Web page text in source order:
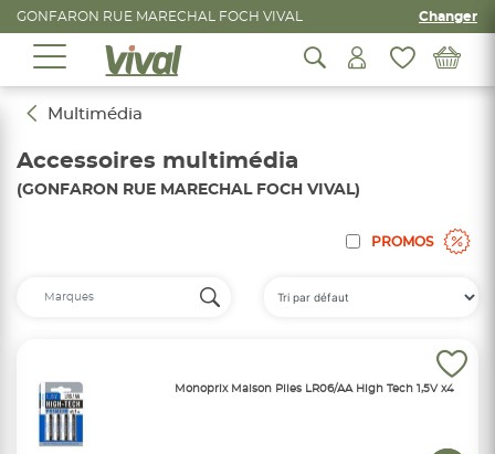
GONFARON RUE MARECHAL FOCH VIVAL Changer
Multimédia
Accessoires multimédia
(GONFARON RUE MARECHAL FOCH VIVAL)
PROMOS
Monoprix Maison Piles LR06/AA High Tech 1,5V x4